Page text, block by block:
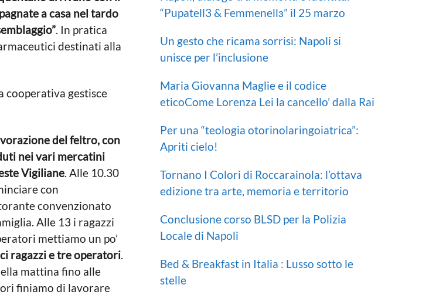
a casa nel tardo
. In pratica
destinati alla
cooperativa gestisce
del feltro, con
nei vari mercatini
Vigiliane. Alle 10.30
con
convenzionato
Alle 13 i ragazzi
mettiamo un po’
ragazzi e tre operatori.
mattina fino alle
finiamo di lavorare
“Pupatell3 & Femmenellɜ” il 25 marzo
Un gesto che ricama sorrisi: Napoli si
unisce per l’inclusione
Maria Giovanna Maglie e il codice
eticoCome Lorenza Lei la cancello’ dalla Rai
Per una “teologia otorinolaringoiatrica”:
Apriti cielo!
Tornano I Colori di Roccarainola: l’ottava
edizione tra arte, memoria e territorio
Conclusione corso BLSD per la Polizia
Locale di Napoli
Bed & Breakfast in Italia : Lusso sotto le
stelle